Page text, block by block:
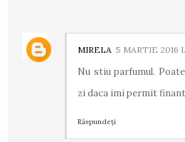
MIRELA 5 MARTIE 2016
Nu stiu parfumul.
zi daca imi permit
Răspundeți